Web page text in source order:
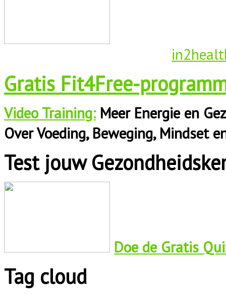
Gratis Fit4Free-
Video Training:Meer Energie en
Over Voeding, Beweging, Mindset
Test jouw
Doe de Gratis
Tag cloud